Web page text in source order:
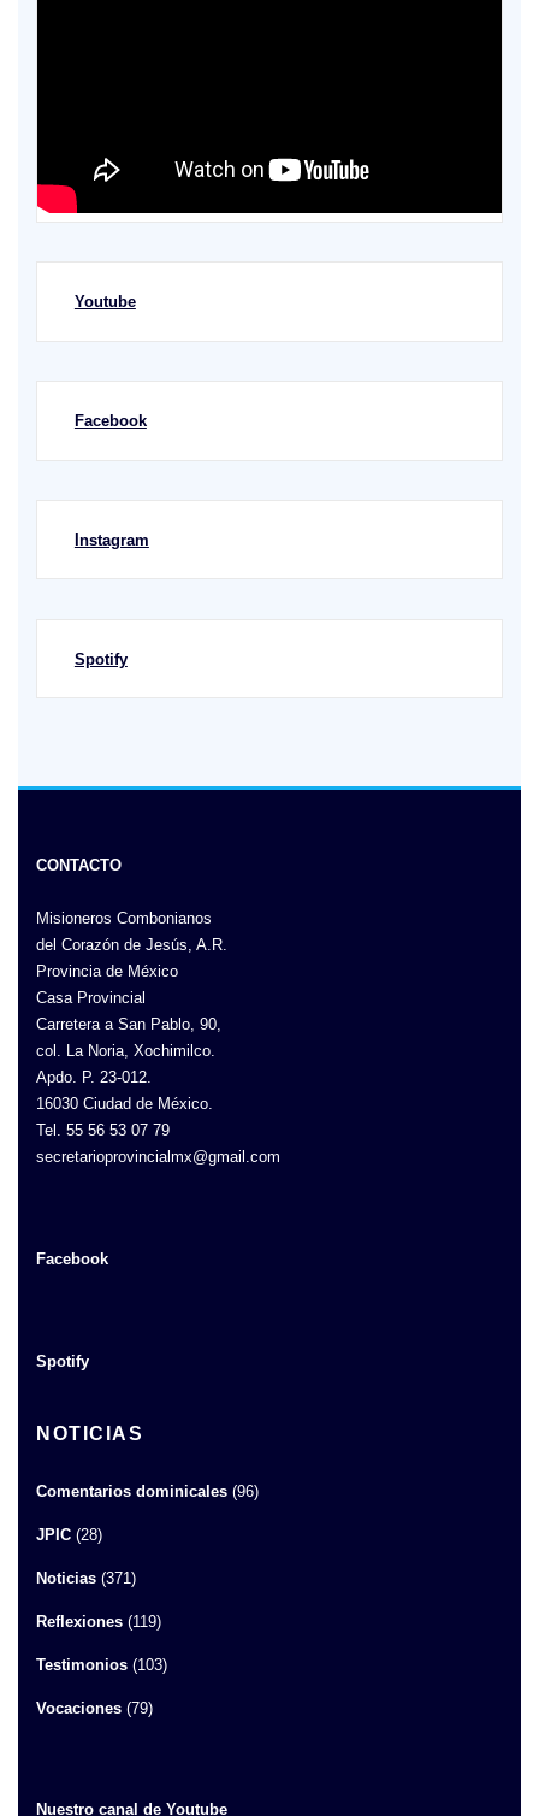
Youtube
Facebook
Instagram
Spotify
CONTACTO
Misioneros Combonianos
del Corazón de Jesús, A.R.
Provincia de México
Casa Provincial
Carretera a San Pablo, 90,
col. La Noria, Xochimilco.
Apdo. P. 23-012.
16030 Ciudad de México.
Tel. 55 56 53 07 79
secretarioprovincialmx@gmail.com
Facebook
Spotify
NOTICIAS
Comentarios dominicales (96)
JPIC (28)
Noticias (371)
Reflexiones (119)
Testimonios (103)
Vocaciones (79)
Nuestro canal de Youtube